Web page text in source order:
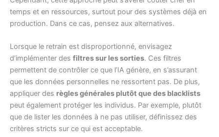
temps et en ressources, surtout pour des systèmes déjà en
production. Dans ce cas, pensez aux alternatives.
Lorsque le retrain est disproportionné, envisagez
d’implémenter des filtres sur les sorties. Ces filtres
permettent de contrôler ce que l’IA génère, en s’assurant
que les données personnelles ne ressortent pas. De plus,
appliquer des règles générales plutôt que des blacklists
peut également protéger les individus. Par exemple, plutôt
que de lister les données à ne pas utiliser, définissez des
critères stricts sur ce qui est acceptable.